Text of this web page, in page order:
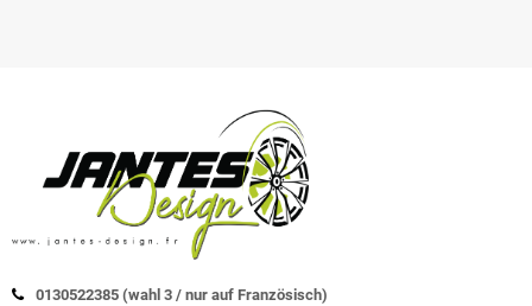
0130522385 (wahl 3 / nur auf Französisch)